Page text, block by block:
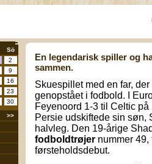
Sö
2
9
16
23
30
>>
En legendarisk spiller og
sammen.
Skuespillet med en far,
genopstået i fodbold. I
Feyenoord 1-3 til Celtic
Persie udskiftede sin søn,
halvleg. Den 19-årige
fodboldtrøjer nummer
førsteholdsdebut.